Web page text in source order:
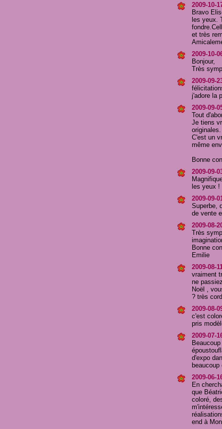
2009-10-
Bravo
les yeux.
et très
2009-10-
Bonjour,
Très
2009-09-
j'adore la
2009-09-
Tout
Je tiens
originales.
C'est un
même
Bonne
2009-09-
les yeux
2009-09-
Superbe,
de vente
2009-08-
Très
Bonne
Emilie
2009-08-
vraiment
ne
Noël ,
? très
2009-08-
c'est
pris
2009-07-
d'expo
2009-06-
En
que
coloré,
end à